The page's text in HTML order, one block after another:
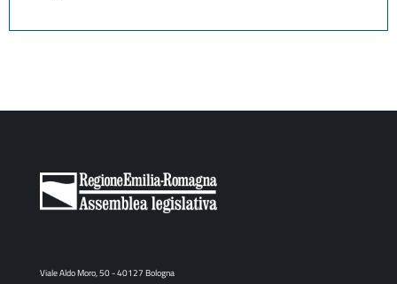
Viale Aldo Moro, 50 - 40127 Bologna